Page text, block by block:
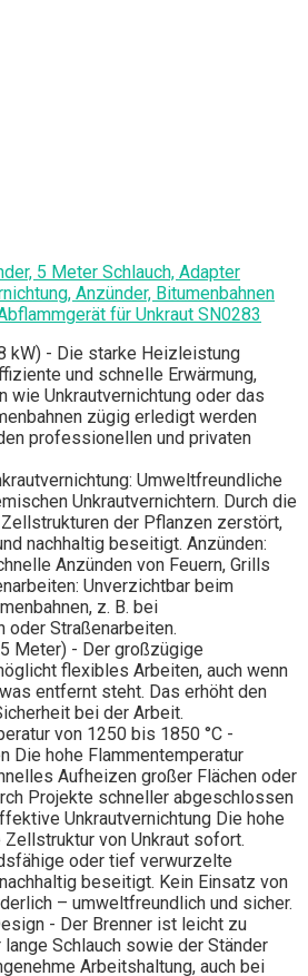
5 Meter Schlauch, Adapter
Anzünder, Bitumenbahnen
für Unkraut SN0283
kW) - Die starke Heizleistung
und schnelle Erwärmung,
wie Unkrautvernichtung oder das
zügig erledigt werden
professionellen und privaten
Umweltfreundliche
Unkrautvernichtern. Durch die
der Pflanzen zerstört,
nachhaltig beseitigt. Anzünden:
Anzünden von Feuern, Grills
Unverzichtbar beim
z. B. bei
oder Straßenarbeiten.
Meter) - Der großzügige
flexibles Arbeiten, auch wenn
entfernt steht. Das erhöht den
bei der Arbeit.
von 1250 bis 1850 °C -
Die hohe Flammentemperatur
Aufheizen großer Flächen oder
Projekte schneller abgeschlossen
Unkrautvernichtung Die hohe
von Unkraut sofort.
oder tief verwurzelte
beseitigt. Kein Einsatz von
– umweltfreundlich und sicher.
- Der Brenner ist leicht zu
lange Schlauch sowie der Ständer
Arbeitshaltung, auch bei